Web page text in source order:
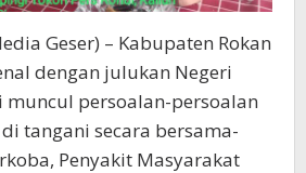
Geser) – Kabupaten Rokan
dengan julukan Negeri
muncul persoalan-persoalan
tangani secara bersama-
Penyakit Masyarakat